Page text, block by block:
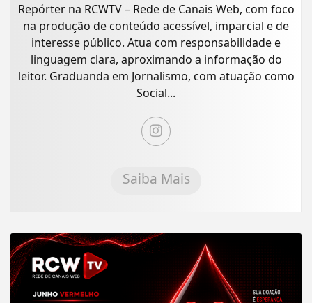
Repórter na RCWTV – Rede de Canais Web, com foco
na produção de conteúdo acessível, imparcial e de
interesse público. Atua com responsabilidade e
linguagem clara, aproximando a informação do
leitor. Graduanda em Jornalismo, com atuação como
Social...
Saiba Mais